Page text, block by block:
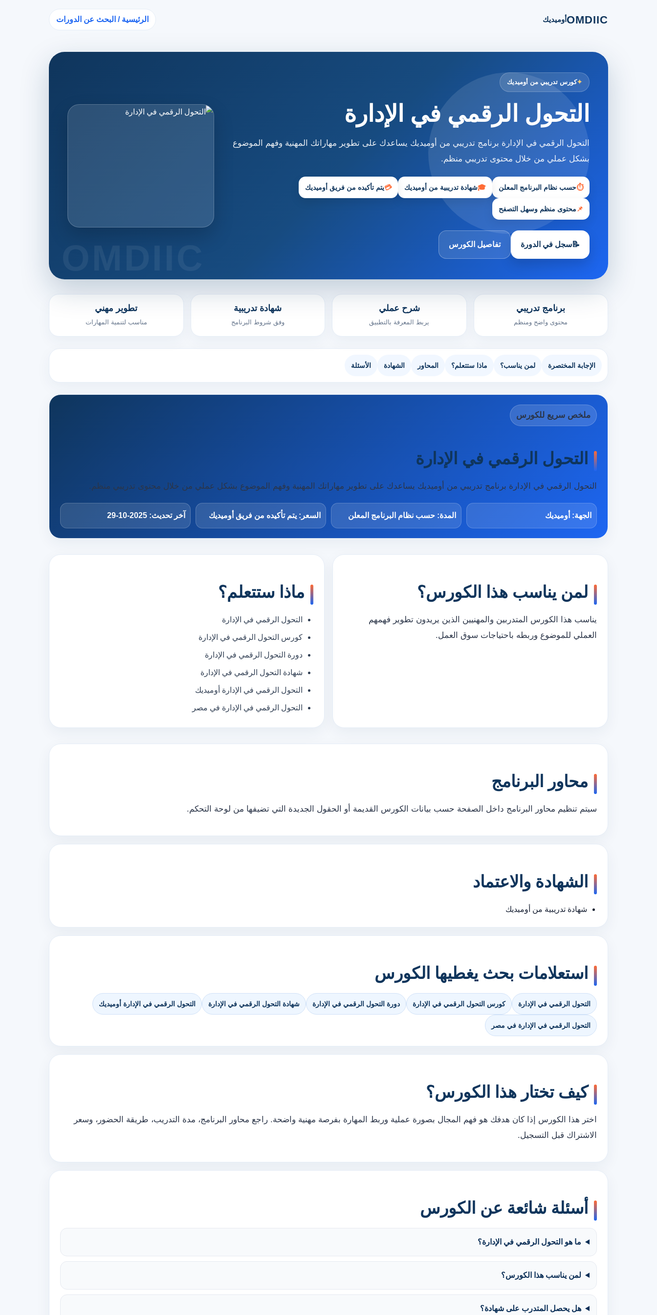
OMDIICأوميديك الرئيسية / البحث عن الدورات
كورس تدريبي من أوميديك
التحول الرقمي في الإدارة
التحول الرقمي في الإدارة برنامج تدريبي من أوميديك يساعدك على تطوير مهاراتك المهنية وفهم الموضوع
بشكل عملي من خلال محتوى تدريبي منظم.
⏱حسب نظام البرنامج المعلن 🎓شهادة تدريبية من أوميديك 💳يتم تأكيده من فريق أوميديك
📌محتوى منظم وسهل التصفح
📝سجل في الدورة تفاصيل الكورس
برنامج تدريبي
محتوى واضح ومنظم
شرح عملي
يربط المعرفة بالتطبيق
شهادة تدريبية
وفق شروط البرنامج
تطوير مهني
مناسب لتنمية المهارات
الإجابة المختصرة لمن يناسب؟ ماذا ستتعلم؟ المحاور الشهادة الأسئلة
ملخص سريع للكورس
التحول الرقمي في الإدارة
التحول الرقمي في الإدارة برنامج تدريبي من أوميديك يساعدك على تطوير مهاراتك المهنية وفهم الموضوع بشكل عملي من خلال محتوى تدريبي منظم.
الجهة: أوميديك المدة: حسب نظام البرنامج المعلن السعر: يتم تأكيده من فريق أوميديك آخر تحديث: 2025-10-29
لمن يناسب هذا الكورس؟
يناسب هذا الكورس المتدربين والمهنيين الذين يريدون تطوير فهمهم
العملي للموضوع وربطه باحتياجات سوق العمل.
ماذا ستتعلم؟
التحول الرقمي في الإدارة
كورس التحول الرقمي في الإدارة
دورة التحول الرقمي في الإدارة
شهادة التحول الرقمي في الإدارة
التحول الرقمي في الإدارة أوميديك
التحول الرقمي في الإدارة في مصر
محاور البرنامج
سيتم تنظيم محاور البرنامج داخل الصفحة حسب بيانات الكورس القديمة أو الحقول الجديدة التي تضيفها من لوحة التحكم.
الشهادة والاعتماد
شهادة تدريبية من أوميديك
استعلامات بحث يغطيها الكورس
التحول الرقمي في الإدارة كورس التحول الرقمي في الإدارة دورة التحول الرقمي في الإدارة شهادة التحول الرقمي في الإدارة التحول الرقمي في الإدارة أوميديك
التحول الرقمي في الإدارة في مصر
كيف تختار هذا الكورس؟
اختر هذا الكورس إذا كان هدفك هو فهم المجال بصورة عملية وربط المهارة بفرصة مهنية واضحة. راجع محاور البرنامج، مدة التدريب، طريقة الحضور، وسعر
الاشتراك قبل التسجيل.
أسئلة شائعة عن الكورس
ما هو التحول الرقمي في الإدارة؟
لمن يناسب هذا الكورس؟
هل يحصل المتدرب على شهادة؟